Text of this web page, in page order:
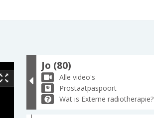
Jo (80)
Alle video's
Prostaatpaspoort
Wat is Externe radiotherapie?